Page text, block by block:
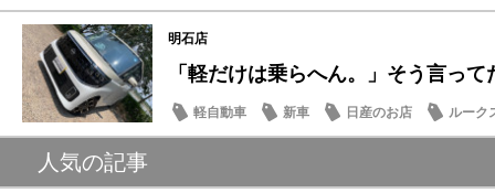
明石店
「軽だけは乗らへん。」そう言っ
軽自動車 新車 日産のお店 ルーク
人気の記事